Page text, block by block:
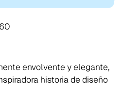
envolvente y elegante,
historia de diseño